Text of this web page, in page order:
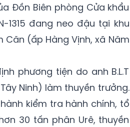
Đồn Biên phòng Cửa khẩu
1315 đang neo đậu tại khu
(ấp Hàng Vịnh, xã Năm
phương tiện do anh B.L.T
Ninh) làm thuyền trưởng.
kiểm tra hành chính, tổ
30 tấn phân Urê, thuyền